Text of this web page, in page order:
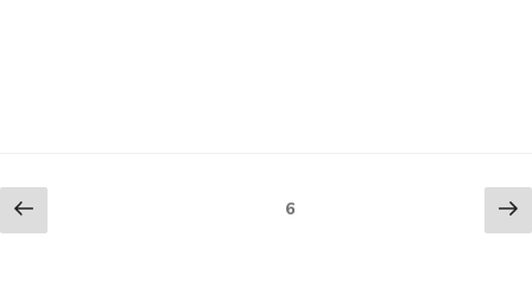
Paginación
de
Previous
page
6